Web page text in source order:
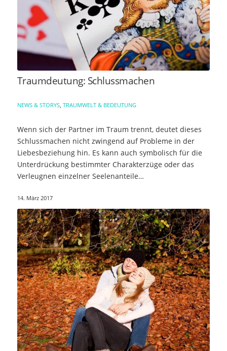
Traumdeutung: Schlussmachen
NEWS & STORYS, TRAUMWELT & BEDEUTUNG
Wenn sich der Partner im Traum trennt, deutet dieses
Schlussmachen nicht zwingend auf Probleme in der
Liebesbeziehung hin. Es kann auch symbolisch für die
Unterdrückung bestimmter Charakterzüge oder das
Verleugnen einzelner Seelenanteile…
14. März 2017